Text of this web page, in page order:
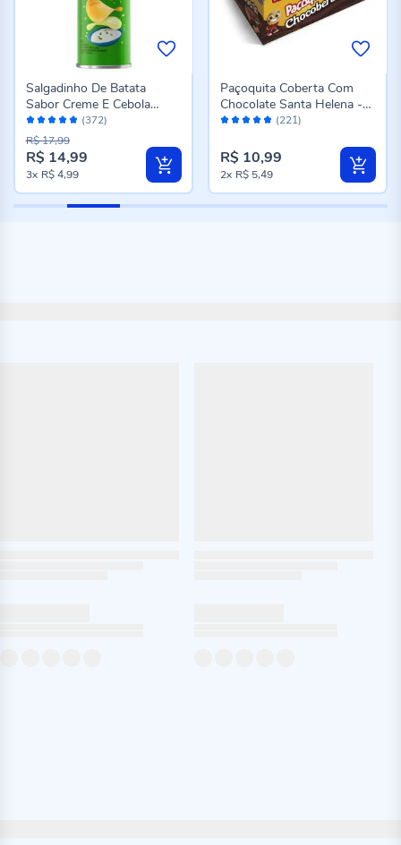
Avaliação:
96%
(372)
Salgadinho De Batata
Sabor Creme E Cebola
Pringles - 109g
Preço
especial
R$ 14,99
R$ 17,99
3x R$ 4,99
Avaliação: (221)
Paçoquita Coberta Com
Chocolate Santa Helena -
144g
R$ 10,99
2x R$ 5,49